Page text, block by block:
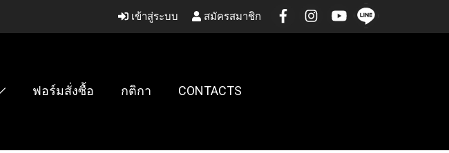
เข้าสู่ระบบ สมัครสมาชิก
ฟอร์มสั่งซื้อ กติกา CONTACTS